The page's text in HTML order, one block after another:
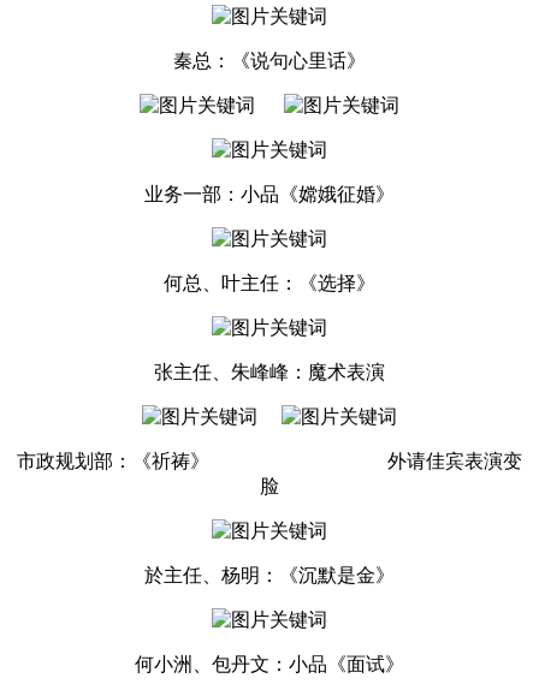
秦总：《说句心里话》
业务一部：小品《嫦娥征婚》
何总、叶主任：《选择》
张主任、朱峰峰：魔术表演
市政规划部：《祈祷》 外请佳宾表演变
脸
於主任、杨明：《沉默是金》
何小洲、包丹文：小品《面试》